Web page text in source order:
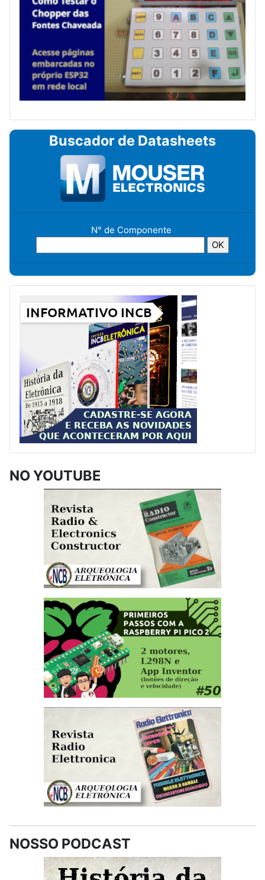
Buscador de Datasheets
N° de Componente
NO YOUTUBE
NOSSO PODCAST